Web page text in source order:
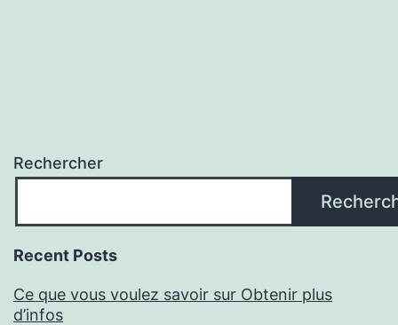
Rechercher
Recent Posts
Ce que vous voulez savoir sur Obtenir plus
d’infos